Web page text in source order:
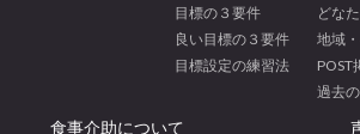
目標の３要件
良い目標の３要件
目標設定の練習法
どな
地域
POST
過去
食事介助について